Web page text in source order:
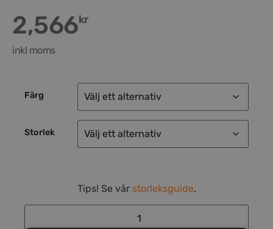
2,566kr
inkl moms
Färg
Storlek
Tips! Se vår storleksguide.